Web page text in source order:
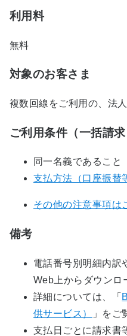
利用料
無料
対象のお客さま
複数回線をご利用の、法
ご利用条件（一括請求
同一名義であること
支払方法（口座振替
その他の注意事項は
備考
電話番号別明細内訳
Web上からダウンロ
詳細については、「
供サービス）
」をご
支払日ごとに請求書